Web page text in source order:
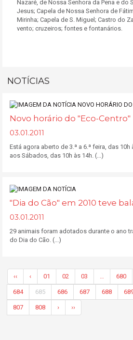
Nazaré, de Nossa Senhora da Pena e do
Jesus; Capela de Nossa Senhora de
Mirinha; Capela de S. Miguel; Castro do
vento; cruzeiros; fontes e fontanários.
NOTÍCIAS
Novo horário do "Eco-Centro"
03.01.2011
Está agora aberto de 3.ª a 6.ª feira, das 10h
aos Sábados, das 10h às 14h. (...)
"Dia do Cão" em 2010 teve
03.01.2011
29 animais foram adotados durante o ano
do Dia do Cão. (...)
‹‹ ‹ 01 02 03 680
684 685 686 687 688
807 808 › ››